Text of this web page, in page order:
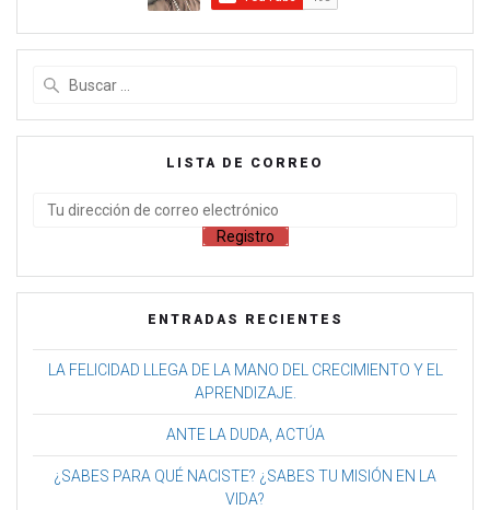
LISTA DE CORREO
ENTRADAS RECIENTES
LA FELICIDAD LLEGA DE LA MANO DEL CRECIMIENTO Y EL
APRENDIZAJE.
ANTE LA DUDA, ACTÚA
¿SABES PARA QUÉ NACISTE? ¿SABES TU MISIÓN EN LA
VIDA?